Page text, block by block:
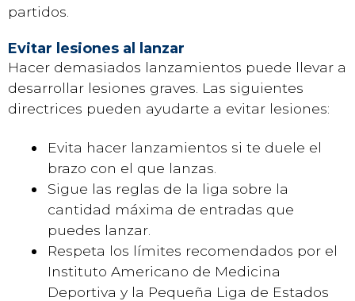
partidos.
Evitar lesiones al lanzar
Hacer demasiados lanzamientos puede llevar a
desarrollar lesiones graves. Las siguientes
directrices pueden ayudarte a evitar lesiones:
Evita hacer lanzamientos si te duele el
brazo con el que lanzas.
Sigue las reglas de la liga sobre la
cantidad máxima de entradas que
puedes lanzar.
Respeta los límites recomendados por el
Instituto Americano de Medicina
Deportiva y la Pequeña Liga de Estados